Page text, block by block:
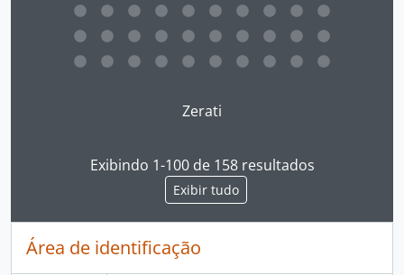
Zerati
Exibindo 1-100 de 158 resultados
Exibir tudo
Área de identificação